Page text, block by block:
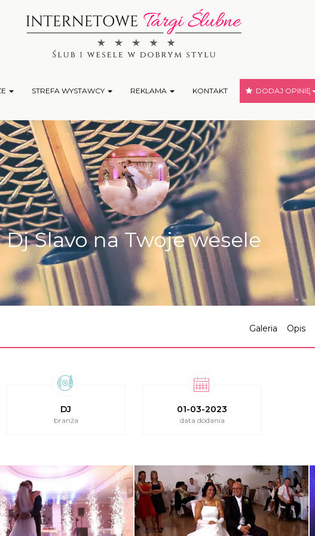
STREFA WYSTAWCY REKLAMA KONTAKT DODAJ OPINIĘ
Dj Slavo na Twoje wesele
Galeria Opis
DJ
branża
01-03-2023
data dodania